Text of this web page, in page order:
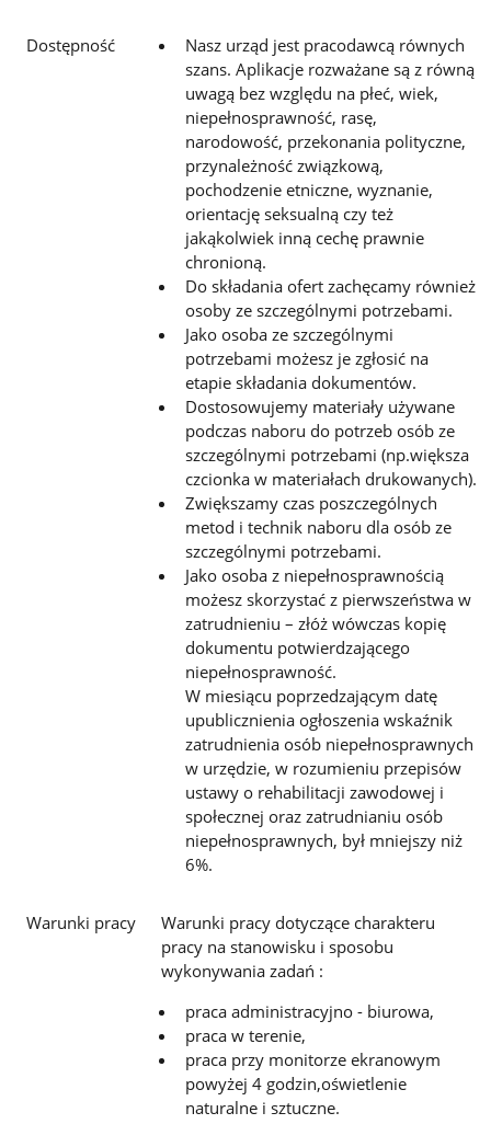
Dostępność
Nasz urząd jest pracodawcą równych
szans. Aplikacje rozważane są z równą
uwagą bez względu na płeć, wiek,
niepełnosprawność, rasę,
narodowość, przekonania polityczne,
przynależność związkową,
pochodzenie etniczne, wyznanie,
orientację seksualną czy też
jakąkolwiek inną cechę prawnie
chronioną.
Do składania ofert zachęcamy również
osoby ze szczególnymi potrzebami.
Jako osoba ze szczególnymi
potrzebami możesz je zgłosić na
etapie składania dokumentów.
Dostosowujemy materiały używane
podczas naboru do potrzeb osób ze
szczególnymi potrzebami (np.większa
czcionka w materiałach drukowanych).
Zwiększamy czas poszczególnych
metod i technik naboru dla osób ze
szczególnymi potrzebami.
Jako osoba z niepełnosprawnością
możesz skorzystać z pierwszeństwa w
zatrudnieniu – złóż wówczas kopię
dokumentu potwierdzającego
niepełnosprawność.
W miesiącu poprzedzającym datę
upublicznienia ogłoszenia wskaźnik
zatrudnienia osób niepełnosprawnych
w urzędzie, w rozumieniu przepisów
ustawy o rehabilitacji zawodowej i
społecznej oraz zatrudnianiu osób
niepełnosprawnych, był mniejszy niż
6%.
Warunki pracy
Warunki pracy dotyczące charakteru
pracy na stanowisku i sposobu
wykonywania zadań :
praca administracyjno - biurowa,
praca w terenie,
praca przy monitorze ekranowym
powyżej 4 godzin,oświetlenie
naturalne i sztuczne.